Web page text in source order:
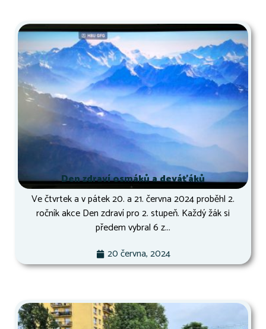
Den zdraví osmáků a deváťáků
Ve čtvrtek a v pátek 20. a 21. června 2024 proběhl 2.
ročník akce Den zdraví pro 2. stupeň. Každý žák si
předem vybral 6 z...
20 června, 2024